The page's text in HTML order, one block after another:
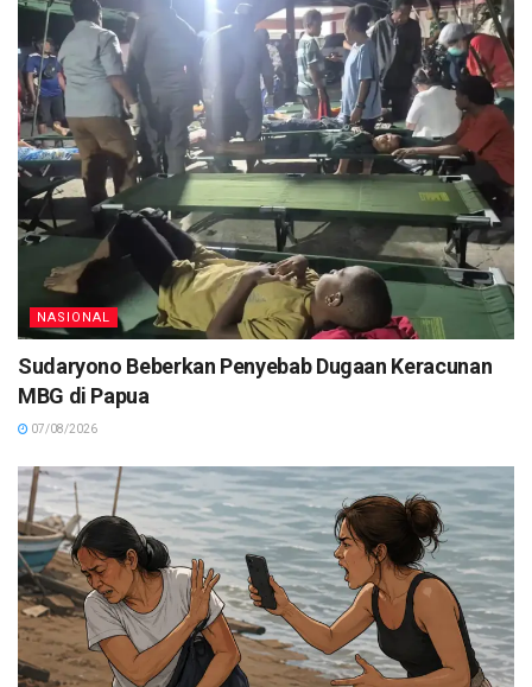
NASIONAL
Sudaryono Beberkan Penyebab Dugaan Keracunan
MBG di Papua
07/08/2026